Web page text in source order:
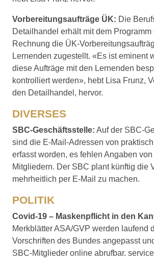
Vorbereitungsaufträge ÜK: Die
Detailhandel erhält mit dem Programm
Rechnung die ÜK-
Lernenden zugestellt. «Es ist eminent
diese Aufträge mit den Lernenden
kontrolliert werden», hebt Lisa Frunz,
den Detailhandel, hervor.
DIVERSES
SBC-Geschäftsstelle: Auf der SBC-
sind die E-Mail-Adressen von
erfasst worden, es fehlen Angaben
Mitgliedern. Der SBC plant künftig die
mehrheitlich per E-Mail zu machen.
POLITIK
Covid-19 – Maskenpflicht in den
Merkblätter ASA/GVP werden laufend
Vorschriften des Bundes angepasst
SBC-Mitglieder online abrufbar.